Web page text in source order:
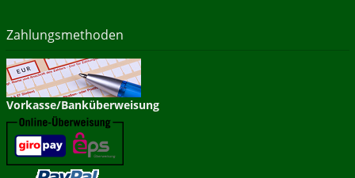
Zahlungsmethoden
Vorkasse/Banküberweisung